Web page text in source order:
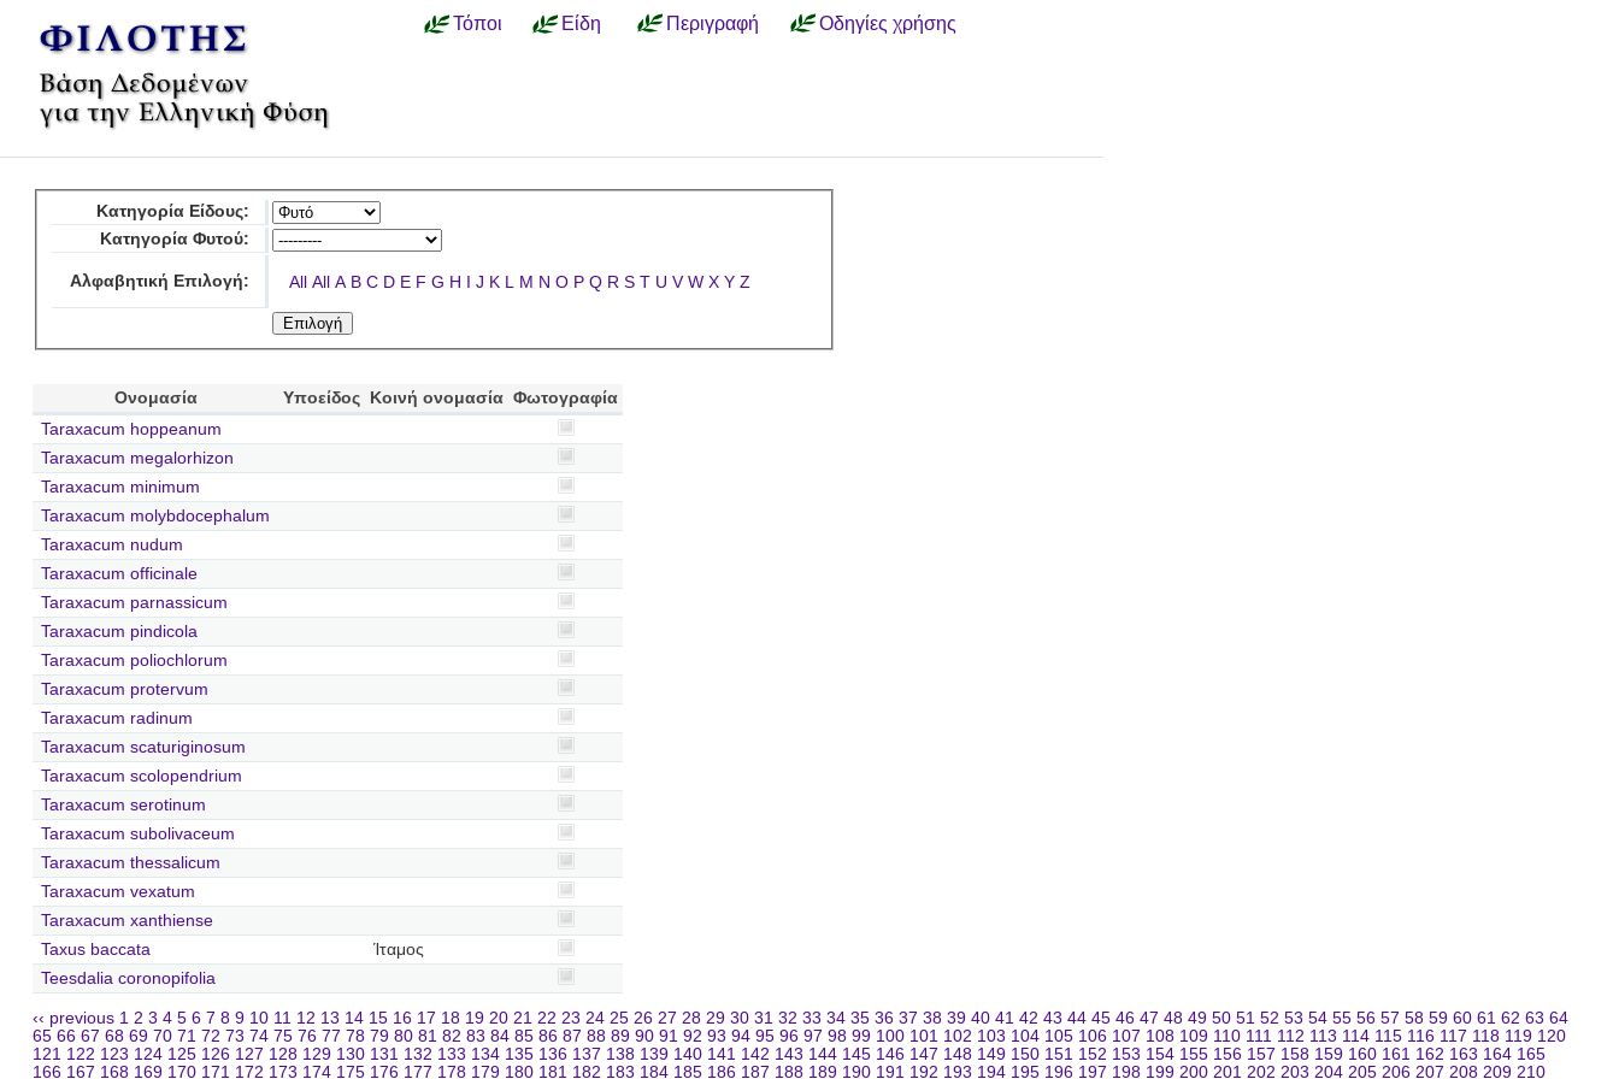
Τόποι Είδη Περιγραφή Οδηγίες χρήσης
Κατηγορία Είδους:
Κατηγορία Φυτού:
Αλφαβητική Επιλογή: All All A B C D E F G H I J K L M N O P Q R S T U V W X Y Z
Ονομασία Υποείδος Κοινή ονομασία Φωτογραφία
Taraxacum hoppeanum
Taraxacum megalorhizon
Taraxacum minimum
Taraxacum molybdocephalum
Taraxacum nudum
Taraxacum officinale
Taraxacum parnassicum
Taraxacum pindicola
Taraxacum poliochlorum
Taraxacum protervum
Taraxacum radinum
Taraxacum scaturiginosum
Taraxacum scolopendrium
Taraxacum serotinum
Taraxacum subolivaceum
Taraxacum thessalicum
Taraxacum vexatum
Taraxacum xanthiense
Taxus baccata
Ίταμος
Teesdalia coronopifolia
‹‹ previous 1 2 3 4 5 6 7 8 9 10 11 12 13 14 15 16 17 18 19 20 21 22 23 24 25 26 27 28 29 30 31 32 33 34 35 36 37 38 39 40 41 42 43 44 45 46 47 48 49 50 51 52 53 54 55 56 57 58 59 60 61 62 63 64
65 66 67 68 69 70 71 72 73 74 75 76 77 78 79 80 81 82 83 84 85 86 87 88 89 90 91 92 93 94 95 96 97 98 99 100 101 102 103 104 105 106 107 108 109 110 111 112 113 114 115 116 117 118 119 120
121 122 123 124 125 126 127 128 129 130 131 132 133 134 135 136 137 138 139 140 141 142 143 144 145 146 147 148 149 150 151 152 153 154 155 156 157 158 159 160 161 162 163 164 165
166 167 168 169 170 171 172 173 174 175 176 177 178 179 180 181 182 183 184 185 186 187 188 189 190 191 192 193 194 195 196 197 198 199 200 201 202 203 204 205 206 207 208 209 210